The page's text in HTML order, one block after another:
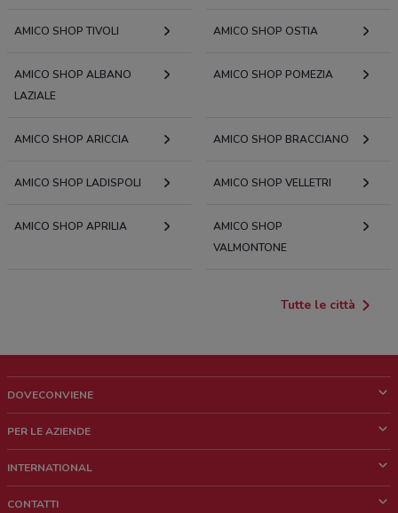
AMICO SHOP TIVOLI AMICO SHOP OSTIA
AMICO SHOP ALBANO
LAZIALE
AMICO SHOP POMEZIA
AMICO SHOP ARICCIA AMICO SHOP BRACCIANO
AMICO SHOP LADISPOLI AMICO SHOP VELLETRI
AMICO SHOP APRILIA
AMICO SHOP
VALMONTONE
Tutte le città
DOVECONVIENE
Chi siamo
Lavora con noi
PER LE AZIENDE
Richieste commerciali e marketing
INTERNATIONAL
CONTATTI